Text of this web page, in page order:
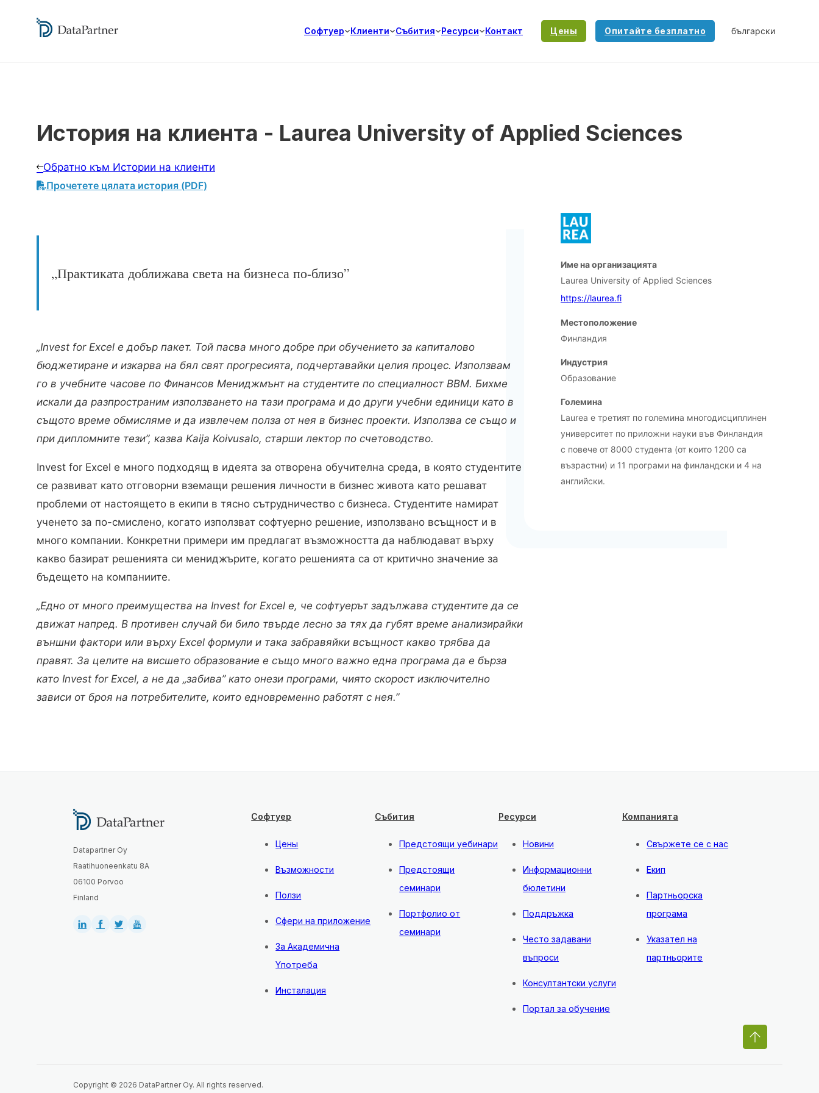
Софтуер Клиенти Събития Ресурси Контакт Цены Опитайте безплатно
История на клиента - Laurea University of Applied Sciences
Обратно към Истории на клиенти
Прочетете цялата история (PDF)
„Практиката доближава света на бизнеса по-близо”
„Invest for Excel е добър пакет. Той пасва много добре при обучението за капиталово
бюджетиране и изкарва на бял свят прогресията, подчертавайки целия процес. Използвам
го в учебните часове по Финансов Мениджмънт на студентите по специалност BBM. Бихме
искали да разпространим използването на тази програма и до други учебни единици като в
същото време обмисляме и да извлечем полза от нея в бизнес проекти. Използва се също и
при дипломните тези”, казва Kaija Koivusalo, старши лектор по счетоводство.
Invest for Excel е много подходящ в идеята за отворена обучителна среда, в която студентите
се развиват като отговорни вземащи решения личности в бизнес живота като решават
проблеми от настоящето в екипи в тясно сътрудничество с бизнеса. Студентите намират
ученето за по-смислено, когато използват софтуерно решение, използвано всъщност и в
много компании. Конкретни примери им предлагат възможността да наблюдават върху
какво базират решенията си мениджърите, когато решенията са от критично значение за
бъдещето на компаниите.
„Едно от много преимущества на Invest for Excel е, че софтуерът задължава студентите да се
движат напред. В противен случай би било твърде лесно за тях да губят време анализирайки
външни фактори или върху Excel формули и така забравяйки всъщност какво трябва да
правят. За целите на висшето образование е също много важно една програма да е бърза
като Invest for Excel, а не да „забива” като онези програми, чиято скорост изключително
зависи от броя на потребителите, които едновременно работят с нея.”
Име на организацията
Laurea University of Applied Sciences
https://laurea.fi
Местоположение
Финландия
Индустрия
Образование
Големина
Laurea е третият по големина многодисциплинен
университет по приложни науки във Финландия
с повече от 8000 студента (от които 1200 са
възрастни) и 11 програми на финландски и 4 на
английски.
Datapartner Oy
Raatihuoneenkatu 8A
06100 Porvoo
Finland
Софтуер
Цены
Възможности
Ползи
Сфери на приложение
За Академична
Yпотреба
Инсталация
Събития
Предстоящи уебинари
Предстоящи
семинари
Портфолио от
семинари
Ресурси
Новини
Информационни
бюлетини
Поддръжка
Често задавани
въпроси
Консултантски услуги
Портал за обучение
Компанията
Свържете се с нас
Екип
Партньорска
програма
Указател на
партньорите
Copyright © 2026 DataPartner Oy. All rights reserved.